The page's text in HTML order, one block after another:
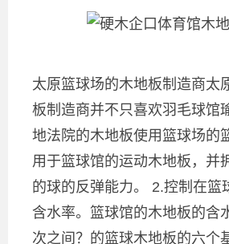
太原篮球场的木地板制造商太
板制造商并不只喜欢羽毛球馆
地法院的木地板使用篮球场的
用于篮球馆的运动木地板，并
的球的反弹能力。 2.控制在篮
含水率。篮球馆的木地板的含
次之间？的篮球木地板的六个